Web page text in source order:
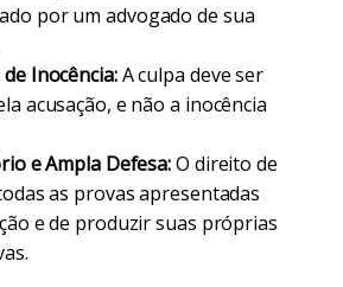
por um advogado de sua
Inocência:A culpa deve ser
acusação, e não a inocência
e Ampla Defesa:O direito de
as provas apresentadas
e de produzir suas próprias